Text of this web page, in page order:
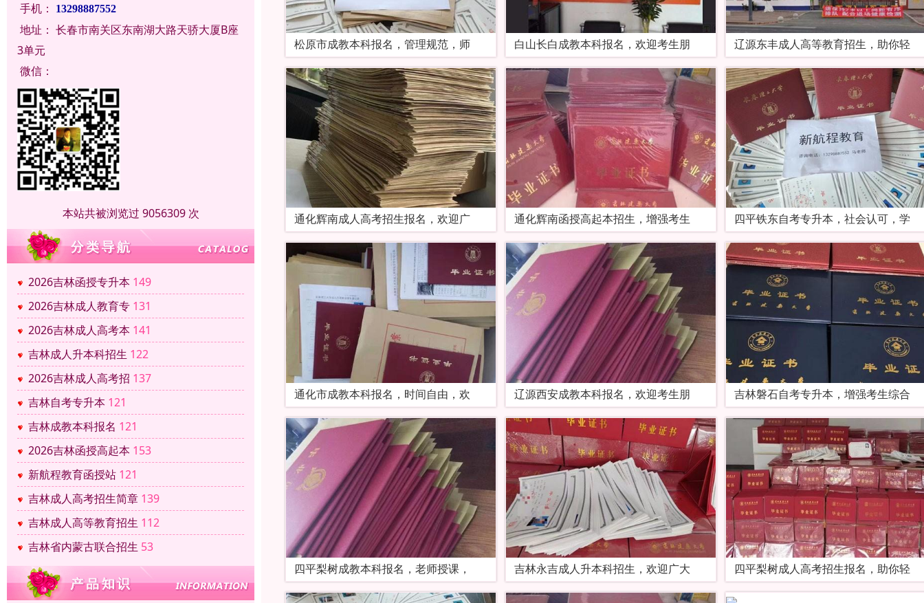
手机：
13298887552
地址： 长春市南关区东南湖大路天骄大厦B座
3单元
微信：
本站共被浏览过 9056309 次
2026吉林函授专升本 149
2026吉林成人教育专 131
2026吉林成人高考本 141
吉林成人升本科招生 122
2026吉林成人高考招 137
吉林自考专升本 121
吉林成教本科报名 121
2026吉林函授高起本 153
新航程教育函授站 121
吉林成人高考招生简章 139
吉林成人高等教育招生 112
吉林省内蒙古联合招生 53
松原市成教本科报名，管理规范，师 白山长白成教本科报名，欢迎考生朋 辽源东丰成人高等教育招生，助你轻
通化辉南成人高考招生报名，欢迎广 通化辉南函授高起本招生，增强考生 四平铁东自考专升本，社会认可，学
通化市成教本科报名，时间自由，欢 辽源西安成教本科报名，欢迎考生朋 吉林磐石自考专升本，增强考生综合
四平梨树成教本科报名，老师授课， 吉林永吉成人升本科招生，欢迎广大 四平梨树成人高考招生报名，助你轻